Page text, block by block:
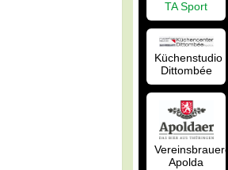
TA Sport
Küchenstudio
Dittombée
Vereinsbrauerei
Apolda